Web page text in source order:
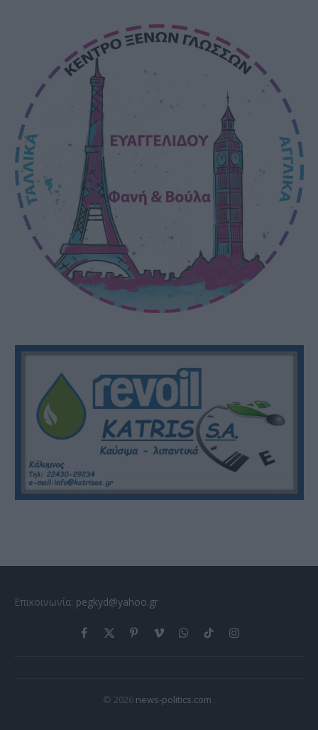
Επικοινωνία: pegkyd@yahoo.gr
Facebook
X
PinterestVimeoWhatsApp
TikTokInstagram
© 2026 news-politics.com .